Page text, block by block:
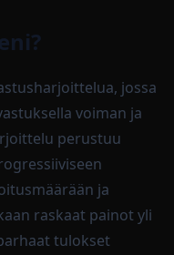
jossa
voiman ja
perustuu
ja
raskaat painot yli
tulokset